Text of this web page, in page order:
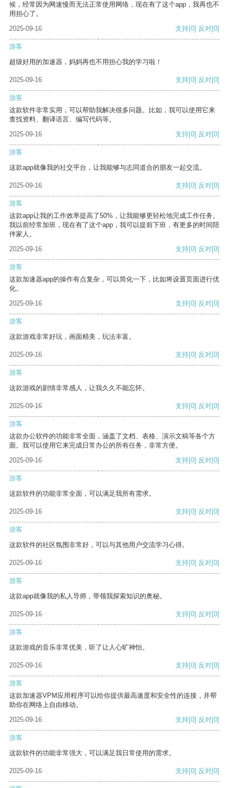
候，经常因为网速慢而无法正常使用网络，现在有了这个app，我再也不
用担心了。
2025-09-16
支持[0] 反对[0]
游客
超级好用的加速器，妈妈再也不用担心我的学习啦！
2025-09-16 支持[0] 反对[0]
游客
这款软件非常实用，可以帮助我解决很多问题。比如，我可以使用它来
查找资料、翻译语言、编写代码等。
2025-09-16
支持[0] 反对[0]
游客
这款app就像我的社交平台，让我能够与志同道合的朋友一起交流。
2025-09-16 支持[0] 反对[0]
游客
这款app让我的工作效率提高了50%，让我能够更轻松地完成工作任务。
我以前经常加班，现在有了这个app，我可以提前下班，有更多的时间陪
伴家人。
2025-09-16
支持[0] 反对[0]
游客
这款加速器app的操作有点复杂，可以简化一下，比如将设置页面进行优
化。
2025-09-16
支持[0] 反对[0]
游客
这款游戏非常好玩，画面精美，玩法丰富。
2025-09-16 支持[0] 反对[0]
游客
这款游戏的剧情非常感人，让我久久不能忘怀。
2025-09-16 支持[0] 反对[0]
游客
这款办公软件的功能非常全面，涵盖了文档、表格、演示文稿等各个方
面。我可以使用它来完成日常办公的所有任务，非常方便。
2025-09-16
支持[0] 反对[0]
游客
这款软件的功能非常全面，可以满足我所有需求。
2025-09-16 支持[0] 反对[0]
游客
这款软件的社区氛围非常好，可以与其他用户交流学习心得。
2025-09-16 支持[0] 反对[0]
游客
这款app就像我的私人导师，带领我探索知识的奥秘。
2025-09-16 支持[0] 反对[0]
游客
这款游戏的音乐非常优美，听了让人心旷神怡。
2025-09-16 支持[0] 反对[0]
游客
这款加速器VPM应用程序可以给你提供最高速度和安全性的连接，并帮
助你在网络上自由移动。
2025-09-16
支持[0] 反对[0]
游客
这款软件的功能非常强大，可以满足我日常使用的需求。
2025-09-16 支持[0] 反对[0]